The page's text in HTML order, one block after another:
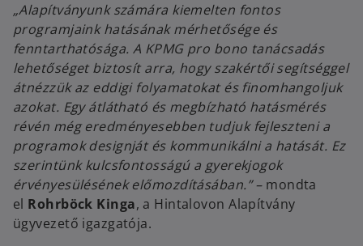
„Alapítványunk számára kiemelten fontos
programjaink hatásának mérhetősége és
fenntarthatósága. A KPMG pro bono tanácsadás
lehetőséget biztosít arra, hogy szakértői segítséggel
átnézzük az eddigi folyamatokat és finomhangoljuk
azokat. Egy átlátható és megbízható hatásmérés
révén még eredményesebben tudjuk fejleszteni a
programok designját és kommunikálni a hatását. Ez
szerintünk kulcsfontosságú a gyerekjogok
érvényesülésének előmozdításában.” – mondta
el Rohrböck Kinga, a Hintalovon Alapítvány
ügyvezető igazgatója.